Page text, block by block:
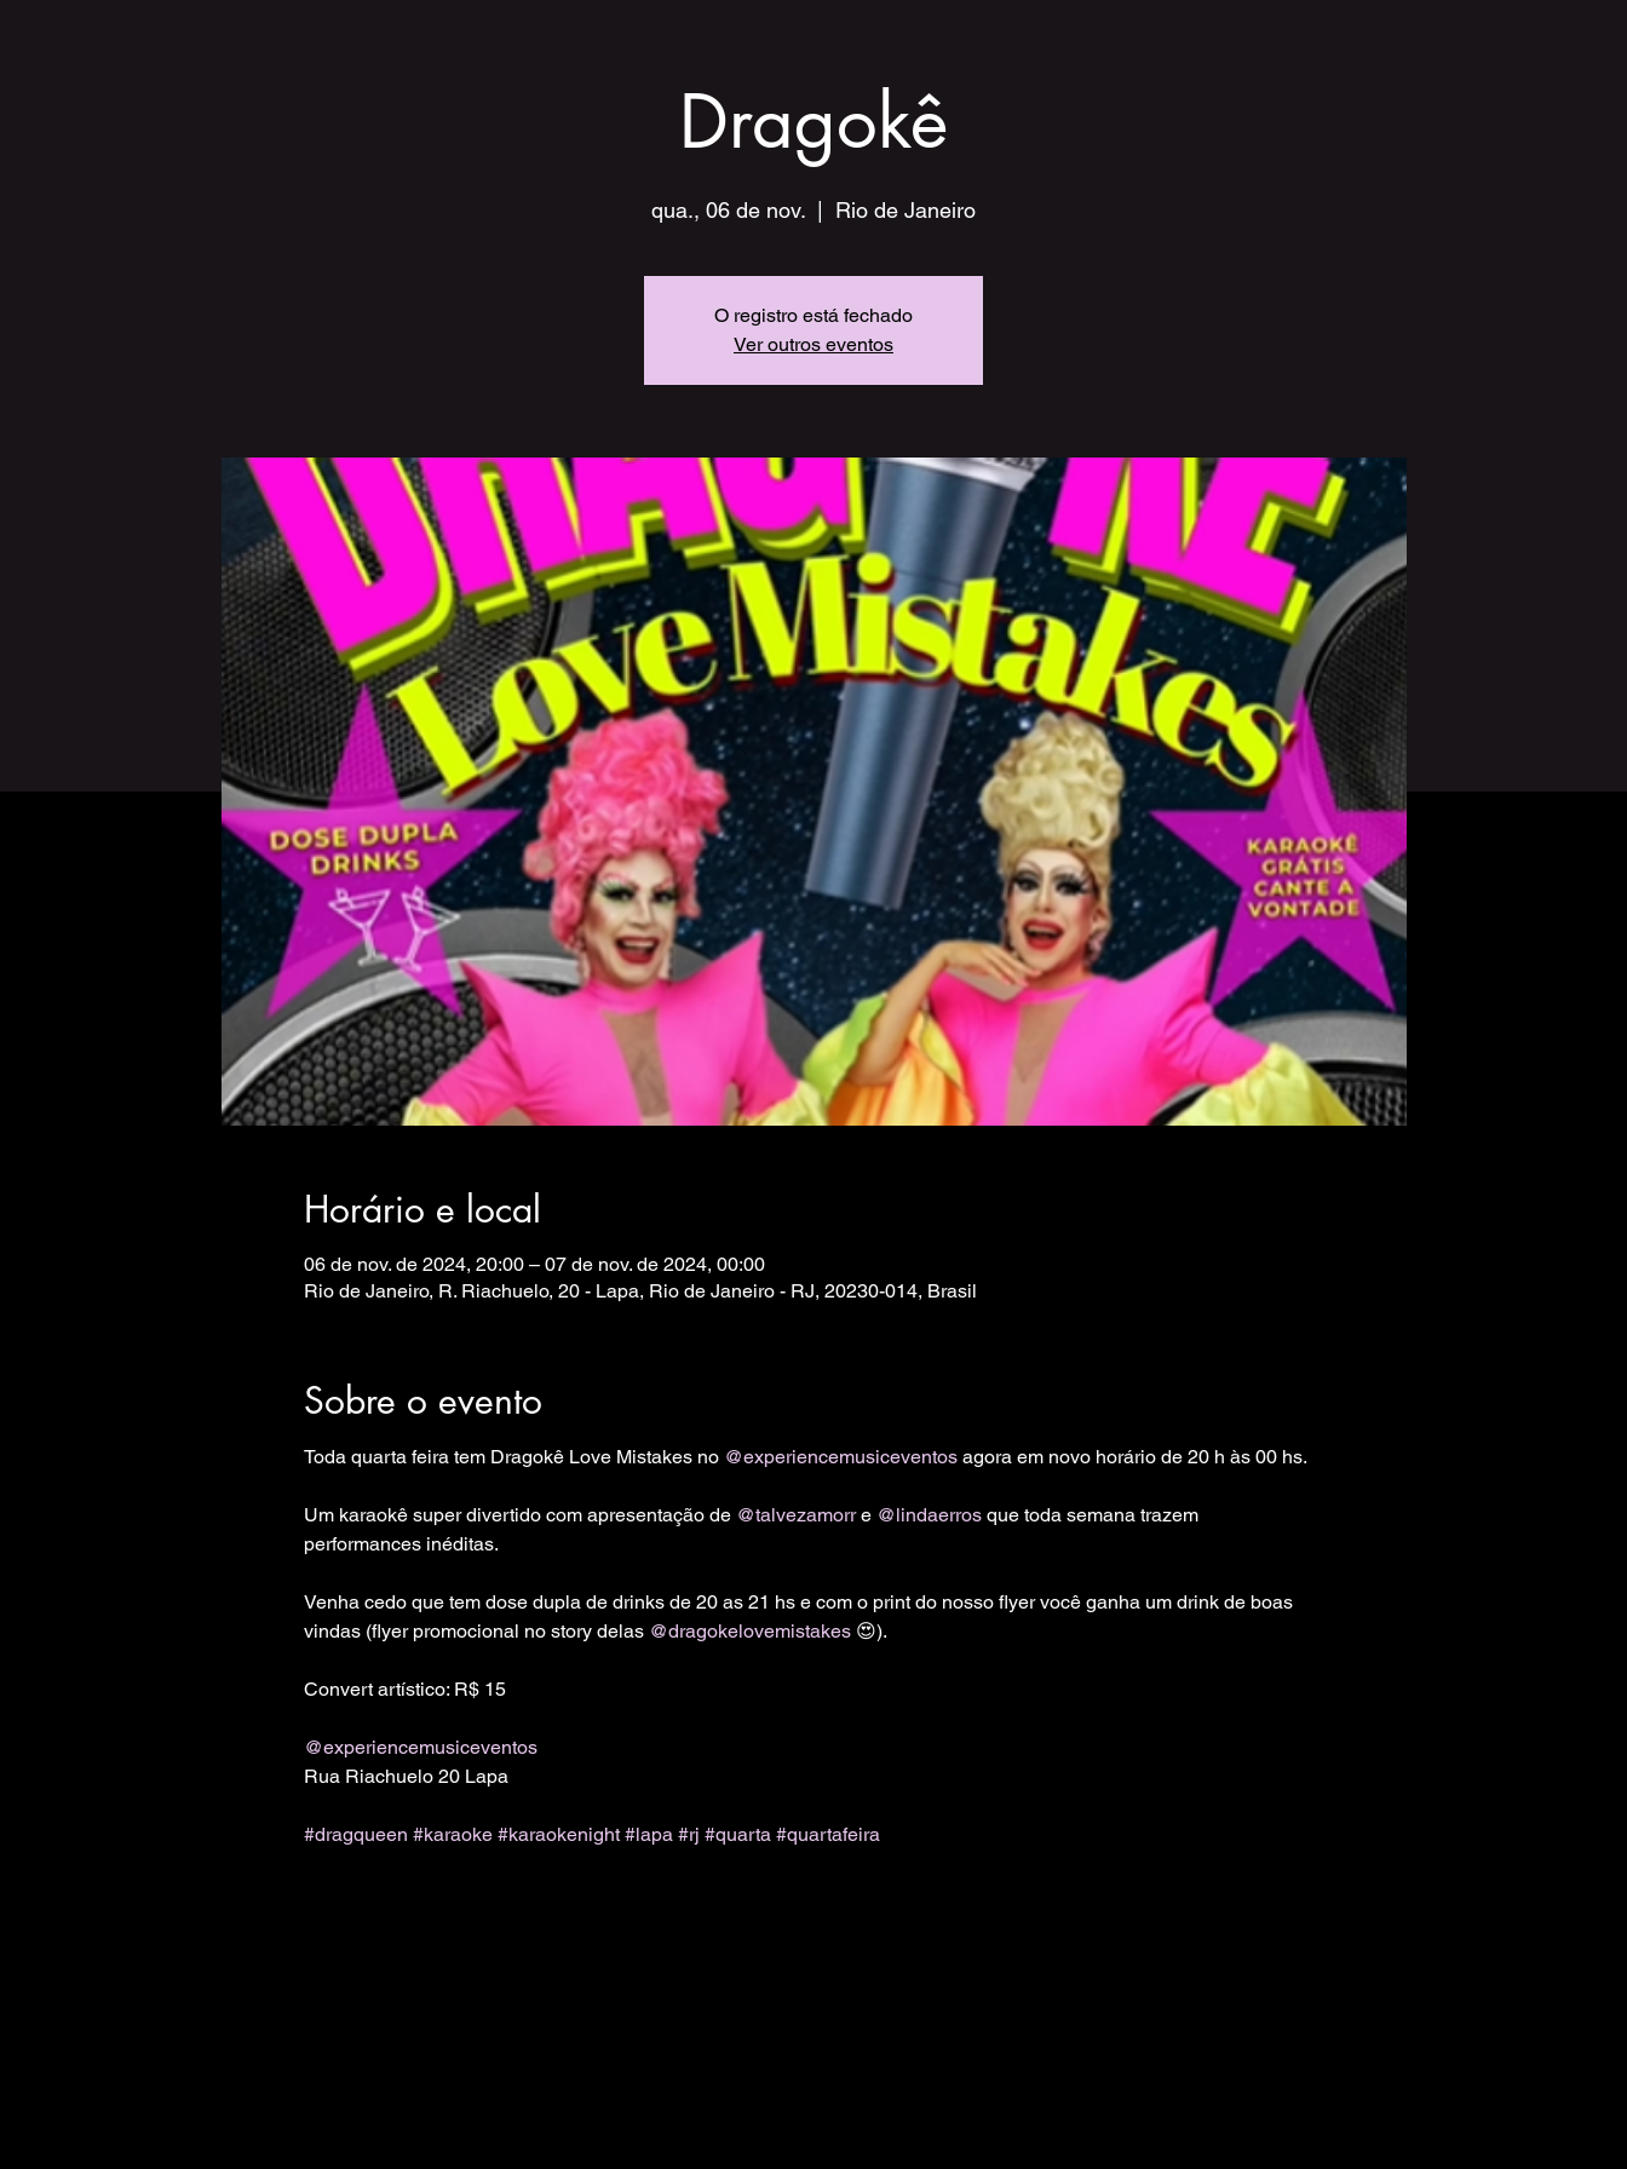
Dragokê
qua., 06 de nov. Rio de Janeiro
O registro está fechado
Ver outros eventos
Horário e local
06 de nov. de 2024, 20:00 – 07 de nov. de 2024, 00:00
Rio de Janeiro, R. Riachuelo, 20 - Lapa, Rio de Janeiro - RJ, 20230-014, Brasil
Sobre o evento
Toda quarta feira tem Dragokê Love Mistakes no @experiencemusiceventos agora em novo horário de 20 h às 00 hs.
Um karaokê super divertido com apresentação de @talvezamorr e @lindaerros que toda semana trazem
performances inéditas.
Venha cedo que tem dose dupla de drinks de 20 as 21 hs e com o print do nosso flyer você ganha um drink de boas
vindas (flyer promocional no story delas @dragokelovemistakes 😍).
Convert artístico: R$ 15
@experiencemusiceventos
Rua Riachuelo 20 Lapa
#dragqueen #karaoke #karaokenight #lapa #rj #quarta #quartafeira